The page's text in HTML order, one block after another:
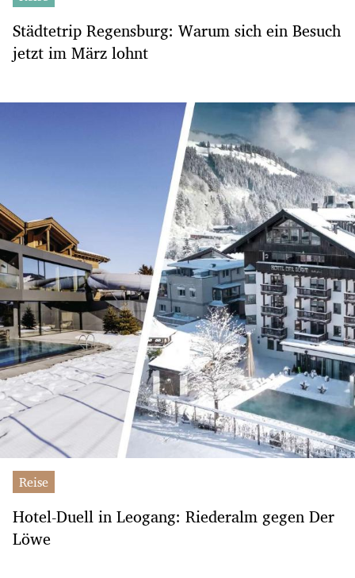
Städtetrip Regensburg: Warum sich ein Besuch
jetzt im März lohnt
Reise
Hotel-Duell in Leogang: Riederalm gegen Der
Löwe